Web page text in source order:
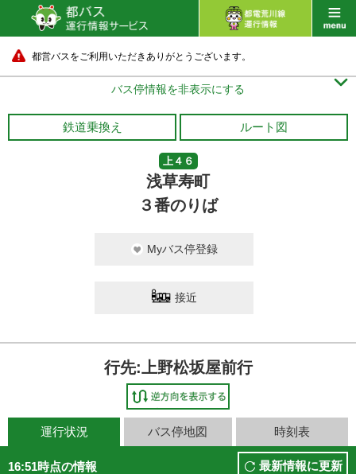
都営バスをご利用いただきありがとうございます。
バス停情報を非表示にする 
鉄道乗換え ルート図
上４６
浅草寿町
３番のりば
Myバス停登録
接近
行先:上野松坂屋前行
運行状況 バス停地図 時刻表
16:51時点の情報 最新情報に更新